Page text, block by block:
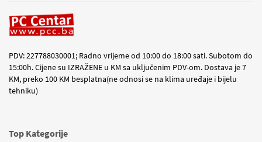
PDV: 227788030001; Radno vrijeme od 10:00 do 18:00 sati. Subotom do
15:00h. Cijene su IZRAŽENE u KM sa uključenim PDV-om. Dostava je 7
KM, preko 100 KM besplatna(ne odnosi se na klima uređaje i bijelu
tehniku)
Top Kategorije